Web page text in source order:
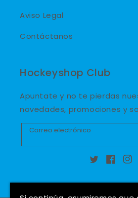
Aviso Legal
Contáctanos
Hockeyshop Club
Apuntate y no te pierdas
novedades, promociones y
Correo electrónico
TwitterFacebook